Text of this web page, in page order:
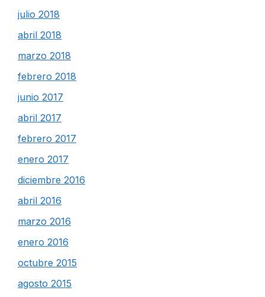
julio 2018
abril 2018
marzo 2018
febrero 2018
junio 2017
abril 2017
febrero 2017
enero 2017
diciembre 2016
abril 2016
marzo 2016
enero 2016
octubre 2015
agosto 2015